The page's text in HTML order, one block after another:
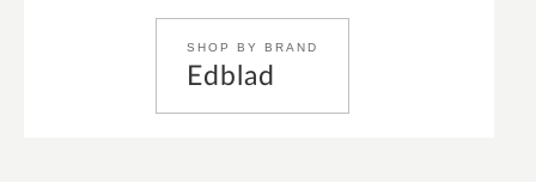
SHOP BY BRAND
Edblad